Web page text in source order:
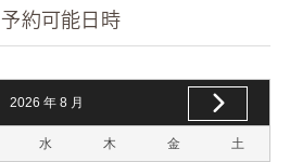
予約可能日時